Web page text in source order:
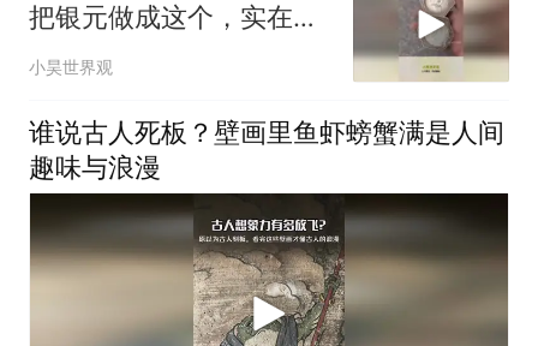
把银元做成这个，实在太
可惜！
小昊世界观
谁说古人死板？壁画里鱼虾螃蟹满是人间
趣味与浪漫